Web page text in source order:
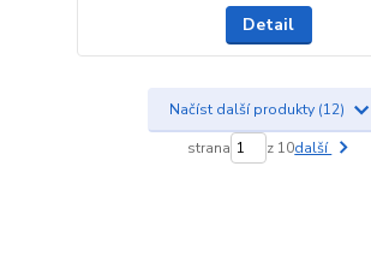
Detail
Načíst další produkty (12)
strana z 10další